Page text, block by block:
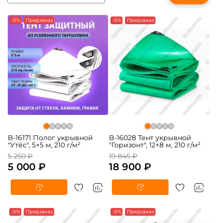
-5% Предзаказ
B-16171 Полог укрывной
"Утёс", 5×5 м, 210 г/м²
5 250 ₽
5 000 ₽
-5% Предзаказ
B-16028 Тент укрывной
"Горизонт", 12×8 м, 210 г/м²
19 845 ₽
18 900 ₽
-5% Предзаказ -5% Предзаказ